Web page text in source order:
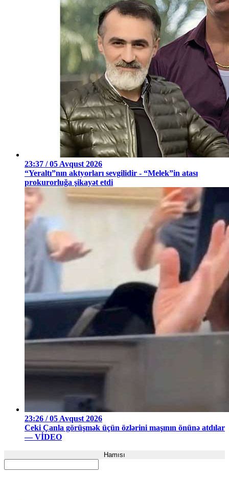
23:37 / 05 Avqust 2026
“Yeraltı”nın aktyorları sevgilidir - “Melek”in atası
prokurorluğa şikayət etdi
23:26 / 05 Avqust 2026
Ceki Çanla görüşmək üçün özlərini maşının önünə atdılar
— VİDEO
Hamısı